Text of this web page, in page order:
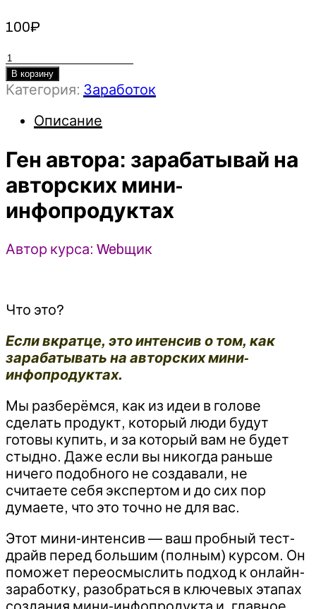
100₽
Количество
товара
Ген
зарабатывай
авторских
инфопродуктах
(2025)
Webщик
В корзину
Категория: Заработок
Описание
Ген автора: зарабатывай на
авторских мини-
инфопродуктах
Автор курса: Webщик
Что это?
Если вкратце, это интенсив о том, как
зарабатывать на авторских мини-
инфопродуктах.
Мы разберёмся, как из идеи в голове
сделать продукт, который люди будут
готовы купить, и за который вам не будет
стыдно. Даже если вы никогда раньше
ничего подобного не создавали, не
считаете себя экспертом и до сих пор
думаете, что это точно не для вас.
Этот мини-интенсив — ваш пробный тест-
драйв перед большим (полным) курсом. Он
поможет переосмыслить подход к онлайн-
заработку, разобраться в ключевых этапах